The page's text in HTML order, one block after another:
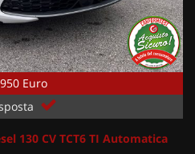
Euro
130 CV TCT6 TI Automatica